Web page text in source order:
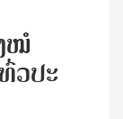
ໝໍ
ວປະ